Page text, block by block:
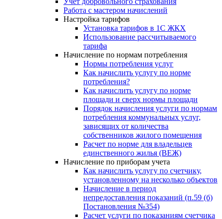
Работа с мастером начислений
Настройка тарифов
Установка тарифов в 1С ЖКХ
Использование рассчитываемого
тарифа
Начисление по нормам потребления
Нормы потребления услуг
Как начислить услугу по норме
потребления?
Как начислить услугу по норме
площади и сверх нормы площади
Порядок начисления услуги по нормам
потребления коммунальных услуг,
зависящих от количества
собственников жилого помещения
Расчет по норме для владельцев
единственного жилья (ВЕЖ)
Начисление по приборам учета
Как начислить услугу по счетчику,
установленному на несколько объектов
Начисление в период
непредоставления показаний (п.59 (б)
Постановления №354)
Расчет услуги по показаниям счетчика